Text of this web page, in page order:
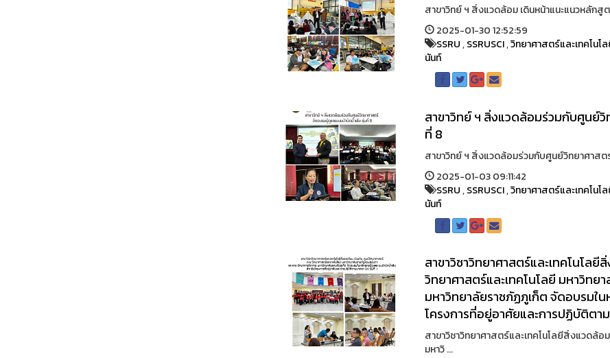
สาขาวิทย์ ฯ สิ่งแวดล้อม เดินหน้าแนะแนวหลัก
2025-01-30 12:52:59
SSRU,SSRUSCI,วิทยาศาสตร์และเทคโน
นันท์
สาขาวิทย์ ฯ สิ่งแวดล้อมร่วมกับศูนย์
ที่ 8
สาขาวิทย์ ฯ สิ่งแวดล้อมร่วมกับศูนย์วิทยาศาส
2025-01-03 09:11:42
SSRU,SSRUSCI,วิทยาศาสตร์และเทคโน
นันท์
สาขาวิชาวิทยาศาสตร์และเทคโนโล
วิทยาศาสตร์และเทคโนโลยี มหาวิท
มหาวิทยาลัยราชภัฏภูเก็ต จัดอบรมใ
โครงการที่อยู่อาศัยและการปฏิบัติตา
สาขาวิชาวิทยาศาสตร์และเทคโนโลยีสิ่งแวดล้
มหาวิ ...